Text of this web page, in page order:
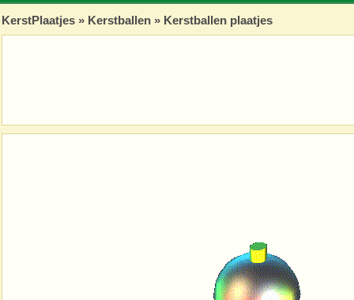
KerstPlaatjes » Kerstballen » Kerstballen plaatjes